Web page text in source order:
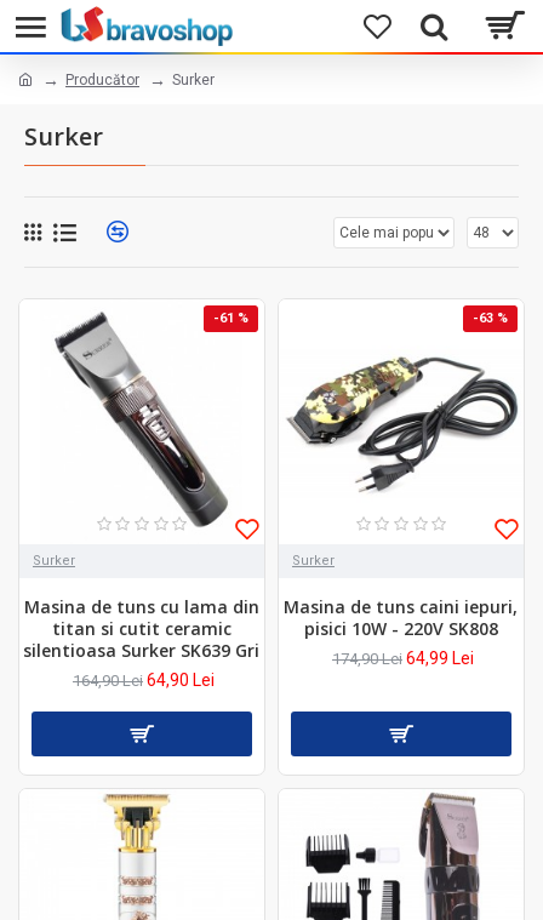
Producător Surker
Surker
-61 %
Surker
Masina de tuns cu lama din
titan si cutit ceramic
silentioasa Surker SK639 Gri
164,90 Lei 64,90 Lei
-63 %
Surker
Masina de tuns caini iepuri,
pisici 10W - 220V SK808
174,90 Lei 64,99 Lei